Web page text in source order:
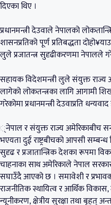
दिएका थिए ।
प्रधानमन्त्री देउवाले नेपालको
शासनप्रतिको पूर्ण प्रतिबद्धता
लुले प्रजातन्त्र सुदृढीकरणमा नेपालले
सहायक विदेशमन्त्री लुले संयुक्त राज्य
लागेको लोकतन्त्रका लागि आगामी
गरेकोमा प्रधानमन्त्री देउवाप्रति
्नेपाल र संयुक्त राज्य अमेरिकाबीच
भएयता दुई राष्ट्रबीचको आपसी
सुदृढ र प्रजातान्त्रिक देशका रूपमा
चाहनाका साथ अमेरिकाले नेपाल
सघाउँदै आएको छ । समावेशी र
राजनीतिक स्थायित्व र आर्थिक विकास,
न्यूनीकरण, क्षेत्रीय सुरक्षा तथा बृहत्